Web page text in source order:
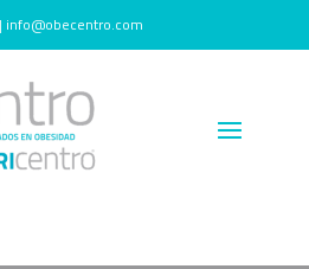
info@obecentro.com